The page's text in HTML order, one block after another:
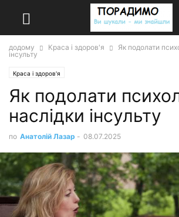
додому Краса і здоров'я
Як подолати
інсульту
Краса і здоров'я
Як подолати
наслідки інсульту
по Анатолій Лазар - 08.07.2025